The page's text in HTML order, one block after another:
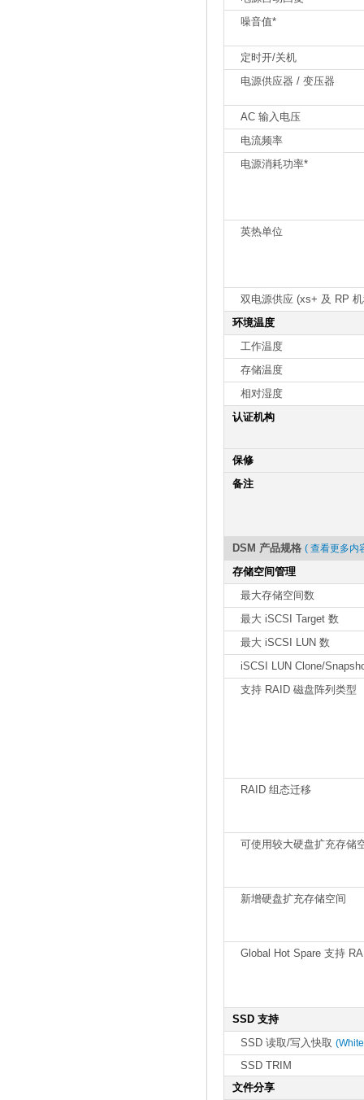
噪音值*
定时开/关机
电源供应器 / 变压器
AC 输入电压
电流频率
电源消耗功率*
英热单位
双电源供应 (xs+ 及 RP
环境温度
工作温度
存储温度
相对湿度
认证机构
保修
备注
DSM 产品规格 ( 查看更多内
存储空间管理
最大存储空间数
最大 iSCSI Target 数
最大 iSCSI LUN 数
iSCSI LUN Clone/
支持 RAID 磁盘阵列类型
RAID 组态迁移
可使用较大硬盘扩充存储
新增硬盘扩充存储空间
Global Hot Spare 支持
SSD 支持
SSD 读取/写入快取
SSD TRIM
文件分享